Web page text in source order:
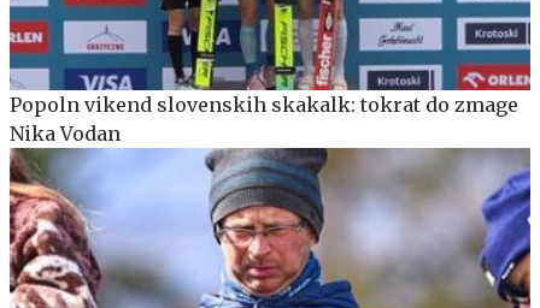
Popoln vikend slovenskih skakalk: tokrat do zmage
Nika Vodan